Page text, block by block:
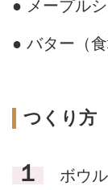
● メープル
● バター（食
つくり方
１
ボウル